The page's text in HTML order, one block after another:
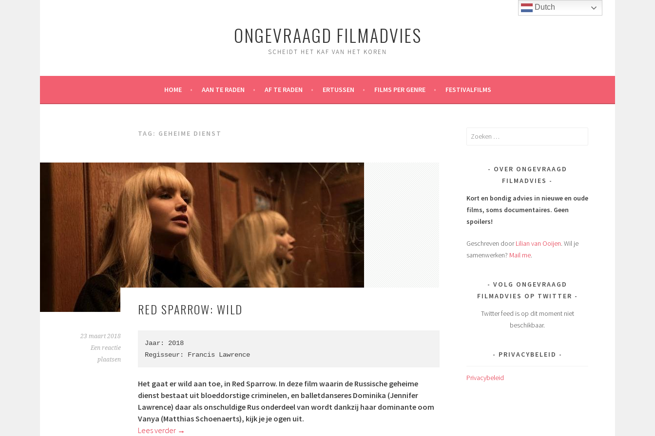
ONGEVRAAGD FILMADVIES
SCHEIDT HET KAF VAN HET KOREN
HOME AAN TE RADEN AF TE RADEN ERTUSSEN FILMS PER GENRE FESTIVALFILMS
TAG: GEHEIME DIENST
RED SPARROW: WILD
23 maart 2018
Een reactie
plaatsen
Jaar: 2018
Regisseur: Francis Lawrence
Het gaat er wild aan toe, in Red Sparrow. In deze film waarin de Russische geheime
dienst bestaat uit bloeddorstige criminelen, en balletdanseres Dominika (Jennifer
Lawrence) daar als onschuldige Rus onderdeel van wordt dankzij haar dominante oom
Vanya (Matthias Schoenaerts), kijk je je ogen uit.
Lees verder →
Zoeken
OVER ONGEVRAAGD
FILMADVIES
Kort en bondig advies in nieuwe en oude
films, soms documentaires. Geen
spoilers!
Geschreven doorLilian van Ooijen. Wil je
samenwerken? Mail me.
VOLG ONGEVRAAGD
FILMADVIES OP TWITTER
Twitter feed is op dit moment niet
beschikbaar.
PRIVACYBELEID
Privacybeleid
Dutch